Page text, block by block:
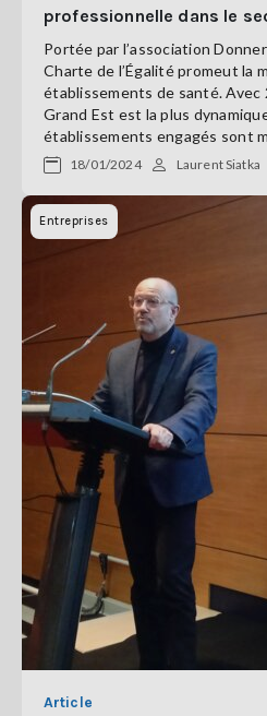
professionnelle dans le
Portée par l’association Donner
Charte de l’Égalité promeut la
établissements de santé. Avec
Grand Est est la plus
établissements engagés sont
18/01/2024 Laurent Siatka
Entreprises
Article